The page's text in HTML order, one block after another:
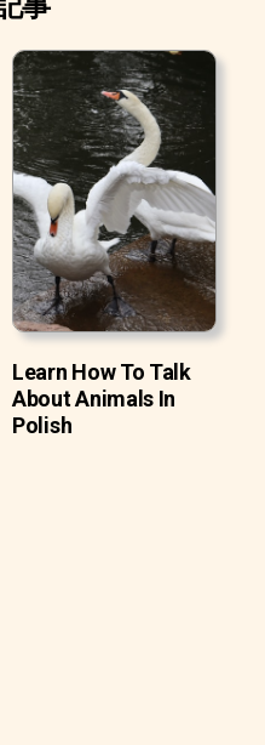
Learn How To Talk
About Animals In
Polish